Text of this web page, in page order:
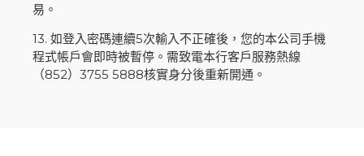
易。
13. 如登入密碼連續5次輸入不正確後，您的本公司手機
程式帳戶會即時被暫停。需致電本行客戶服務熱線
（852）3755 5888核實身分後重新開通。